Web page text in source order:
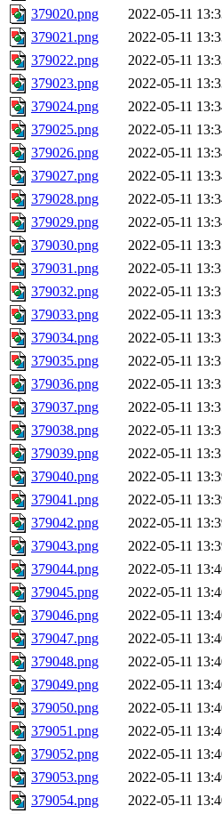
379020.png
2022-05-11
379021.png
2022-05-11
379022.png
2022-05-11
379023.png
2022-05-11
379024.png
2022-05-11
379025.png
2022-05-11
379026.png
2022-05-11
379027.png
2022-05-11
379028.png
2022-05-11
379029.png
2022-05-11
379030.png
2022-05-11
379031.png
2022-05-11
379032.png
2022-05-11
379033.png
2022-05-11
379034.png
2022-05-11
379035.png
2022-05-11
379036.png
2022-05-11
379037.png
2022-05-11
379038.png
2022-05-11
379039.png
2022-05-11
379040.png
2022-05-11
379041.png
2022-05-11
379042.png
2022-05-11
379043.png
2022-05-11
379044.png
2022-05-11
379045.png
2022-05-11
379046.png
2022-05-11
379047.png
2022-05-11
379048.png
2022-05-11
379049.png
2022-05-11
379050.png
2022-05-11
379051.png
2022-05-11
379052.png
2022-05-11
379053.png
2022-05-11
379054.png
2022-05-11